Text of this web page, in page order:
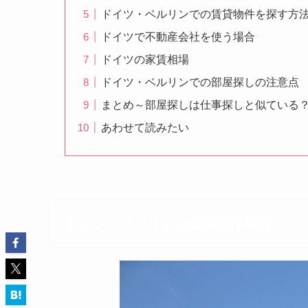
ドイツ・ベルリンでの賃貸物件を探す方
ドイツで不動産会社を使う場合
ドイツの家賃相場
ドイツ・ベルリンでの部屋探しの注意点
まとめ～部屋探しは仕事探しと似ている
あわせて読みたい